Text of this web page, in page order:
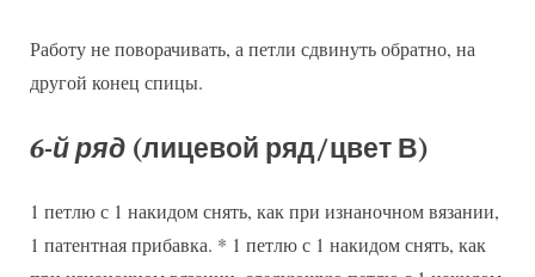
Работу не поворачивать, а петли сдвинуть обратно, на
другой конец спицы.
6-й ряд (лицевой ряд/цвет В)
1 петлю с 1 накидом снять, как при изнаночном вязании,
1 патентная прибавка. * 1 петлю с 1 накидом снять, как